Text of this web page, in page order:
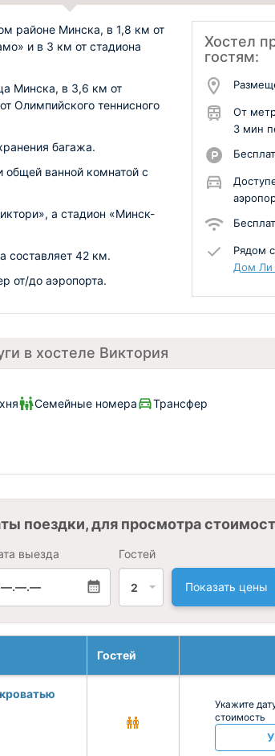
Хостел
гостям:
От
3 мин
Рядом
Дом Ли
районе Минска, в 1,8 км от
и в 3 км от стадиона
Минска, в 3,6 км от
Олимпийского теннисного
багажа.
общей ванной комнатой с
а стадион «Минск-
составляет 42 км.
от/до аэропорта.
в хостеле Виктория
Семейные номера Трансфер
поездки, для просмотра
выезда
—.—.—
Гостей
2 Показать цены
Гостей
Укажите
стоимость